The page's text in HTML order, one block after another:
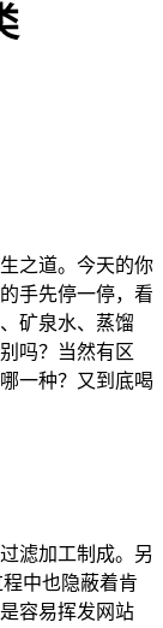
之道。今天的你
手先停一停，看
矿泉水、蒸馏
吗？当然有区
一种？又到底喝
滤加工制成。另
中也隐蔽着肯
容易挥发网站